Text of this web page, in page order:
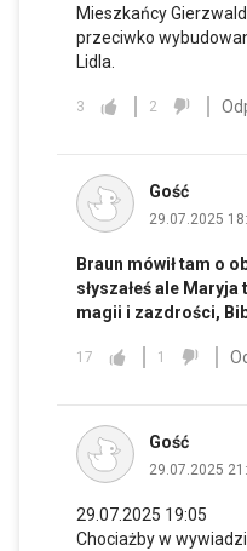
Mieszkańcy
przeciwko
Lidla.
3 2
Gość
29.07.2025
Braun mówił tam o
słyszałeś ale
magii i zazdrości,
17 1
Gość
29.07.2025
29.07.2025 19:05
Chociażby w